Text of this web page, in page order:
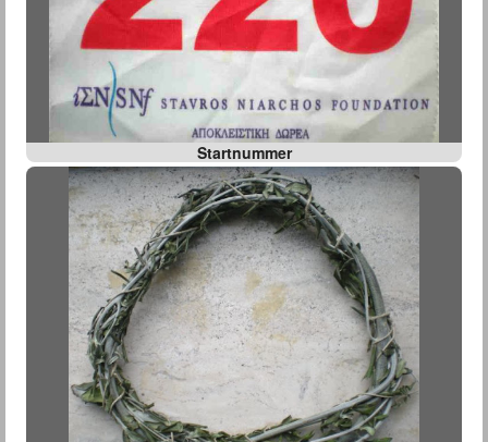
Startnummer